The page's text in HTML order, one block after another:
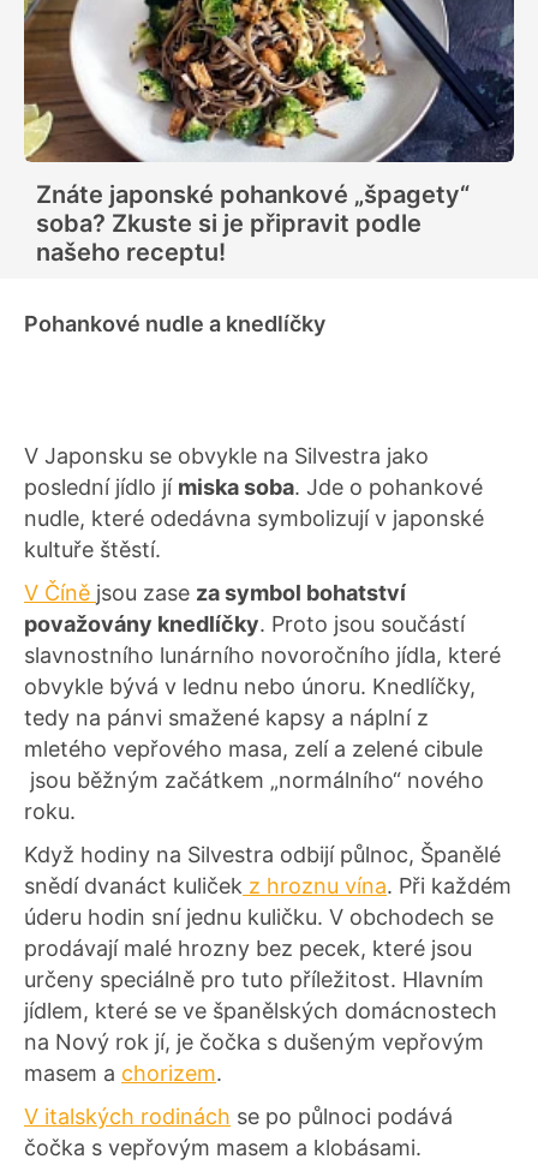
Znáte japonské pohankové „špagety“
soba? Zkuste si je připravit podle
našeho receptu!
Pohankové nudle a knedlíčky
V Japonsku se obvykle na Silvestra jako
poslední jídlo jí miska soba. Jde o pohankové
nudle, které odedávna symbolizují v japonské
kultuře štěstí.
V Číně jsou zase za symbol bohatství
považovány knedlíčky. Proto jsou součástí
slavnostního lunárního novoročního jídla, které
obvykle bývá v lednu nebo únoru. Knedlíčky,
tedy na pánvi smažené kapsy a náplní z
mletého vepřového masa, zelí a zelené cibule
jsou běžným začátkem „normálního“ nového
roku.
Když hodiny na Silvestra odbijí půlnoc, Španělé
snědí dvanáct kuliček z hroznu vína. Při každém
úderu hodin sní jednu kuličku. V obchodech se
prodávají malé hrozny bez pecek, které jsou
určeny speciálně pro tuto příležitost. Hlavním
jídlem, které se ve španělských domácnostech
na Nový rok jí, je čočka s dušeným vepřovým
masem a chorizem.
V italských rodinách se po půlnoci podává
čočka s vepřovým masem a klobásami.